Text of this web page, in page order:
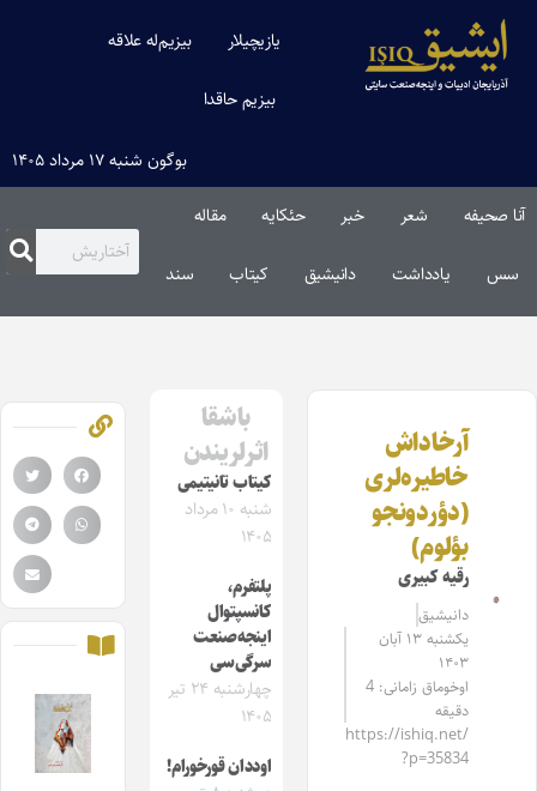
یازیچیلار بیزیم‌له علاقه
بیزیم حاقدا
بوگون شنبه ۱۷ مرداد ۱۴۰۵
آنا صحیفه شعر خبر حئکایه مقاله‌
سس یادداشت دانیشیق کیتاب سند
آرخاداش
خاطیره‌لری
(دؤردونجو
بؤلوم)
رقیه کبیری
دانیشیق
یکشنبه ۱۳ آبان
۱۴۰۳
اوخوماق زامانی: 4
دقیقه
https://ishiq.net/
?p=35834
باشقا
اثرلریندن
کیتاب تانیتیمی
شنبه ۱۰ مرداد
۱۴۰۵
پلتفرم،
کانسپتوال
اینجه‌صنعت
سرگی‌سی
چهارشنبه ۲۴ تیر
۱۴۰۵
اوددان قورخورام!